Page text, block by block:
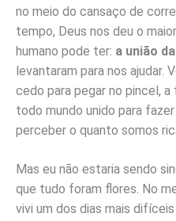
no meio do cansaço de
tempo, Deus nos deu o
humano pode ter: a união
levantaram para nos ajudar.
cedo para pegar no pincel,
todo mundo unido para
perceber o quanto somos
Mas eu não estaria sendo
que tudo foram flores. No
vivi um dos dias mais